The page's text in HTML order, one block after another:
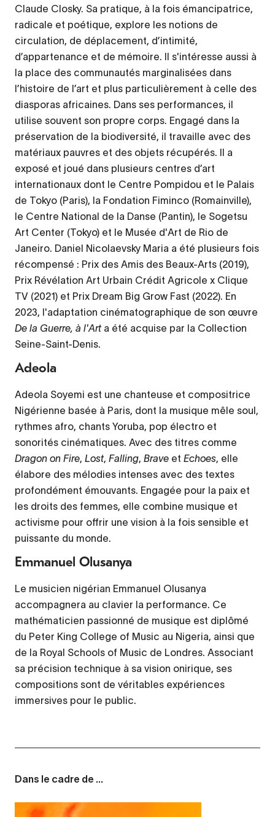
Claude Closky. Sa pratique, à la fois émancipatrice,
radicale et poétique, explore les notions de
circulation, de déplacement, d’intimité,
d’appartenance et de mémoire. Il s'intéresse aussi à
la place des communautés marginalisées dans
l’histoire de l’art et plus particulièrement à celle des
diasporas africaines. Dans ses performances, il
utilise souvent son propre corps. Engagé dans la
préservation de la biodiversité, il travaille avec des
matériaux pauvres et des objets récupérés. Il a
exposé et joué dans plusieurs centres d’art
internationaux dont le Centre Pompidou et le Palais
de Tokyo (Paris), la Fondation Fiminco (Romainville),
le Centre National de la Danse (Pantin), le Sogetsu
Art Center (Tokyo) et le Musée d'Art de Rio de
Janeiro. Daniel Nicolaevsky Maria a été plusieurs fois
récompensé : Prix des Amis des Beaux-Arts (2019),
Prix Révélation Art Urbain Crédit Agricole x Clique
TV (2021) et Prix Dream Big Grow Fast (2022). En
2023, l'adaptation cinématographique de son œuvre
De la Guerre, à l'Art a été acquise par la Collection
Seine-Saint-Denis.
Adeola
Adeola Soyemi est une chanteuse et compositrice
Nigérienne basée à Paris, dont la musique mêle soul,
rythmes afro, chants Yoruba, pop électro et
sonorités cinématiques. Avec des titres comme
Dragon on Fire, Lost, Falling, Brave et Echoes, elle
élabore des mélodies intenses avec des textes
profondément émouvants. Engagée pour la paix et
les droits des femmes, elle combine musique et
activisme pour offrir une vision à la fois sensible et
puissante du monde.
Emmanuel Olusanya
Le musicien nigérian Emmanuel Olusanya
accompagnera au clavier la performance. Ce
mathématicien passionné de musique est diplômé
du Peter King College of Music au Nigeria, ainsi que
de la Royal Schools of Music de Londres. Associant
sa précision technique à sa vision onirique, ses
compositions sont de véritables expériences
immersives pour le public.
Dans le cadre de ...